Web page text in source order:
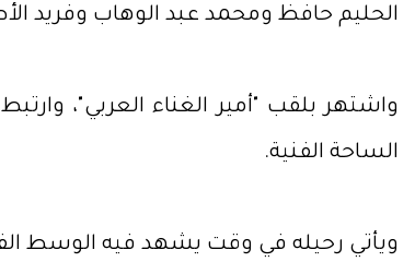
الحليم حافظ ومحمد عبد الوهاب وفريد
واشتهر بلقب "أمير الغناء العربي"،
الساحة الفنية.
ويأتي رحيله في وقت يشهد فيه الوسط